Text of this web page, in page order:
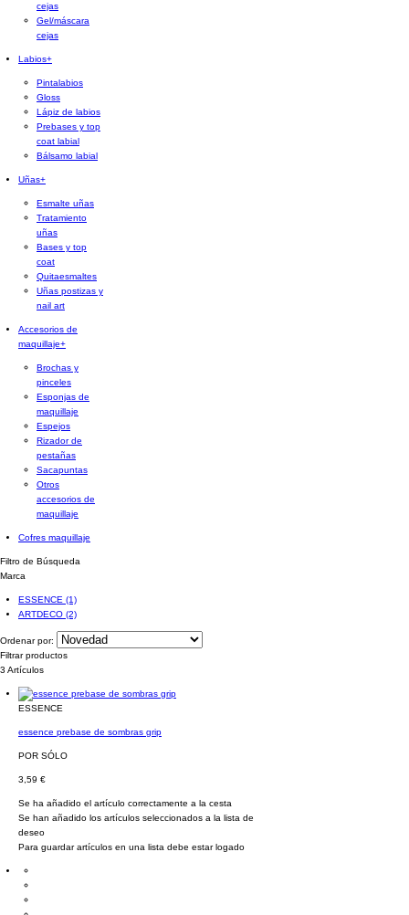
cejas
Gel/máscara
cejas
Labios+
Pintalabios
Gloss
Lápiz de labios
Prebases y top
coat labial
Bálsamo labial
Uñas+
Esmalte uñas
Tratamiento
uñas
Bases y top
coat
Quitaesmaltes
Uñas postizas y
nail art
Accesorios de
maquillaje+
Brochas y
pinceles
Esponjas de
maquillaje
Espejos
Rizador de
pestañas
Sacapuntas
Otros
accesorios de
maquillaje
Cofres maquillaje
Filtro de Búsqueda
Marca
ESSENCE (1)
ARTDECO (2)
Ordenar por:
Filtrar productos
3 Artículos
ESSENCE
essence prebase de sombras grip
POR SÓLO
3,59 €
Se ha añadido el artículo correctamente a la cesta
Se han añadido los artículos seleccionados a la lista de
deseo
Para guardar artículos en una lista debe estar logado